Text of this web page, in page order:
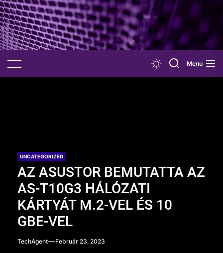
Skip
to
the
content
Menu
UNCATEGORIZED
AZ ASUSTOR BEMUTATTA AZ
AS-T10G3 HÁLÓZATI
KÁRTYÁT M.2-VEL ÉS 10
GBE-VEL
TechAgent Február 23, 2023